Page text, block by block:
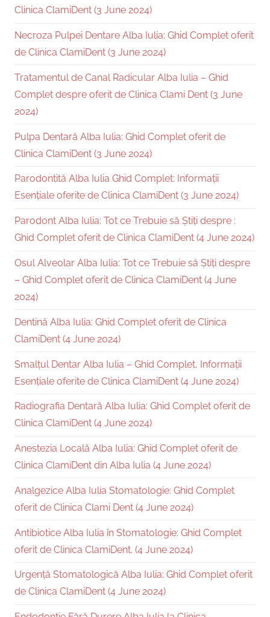
Clinica ClamiDent (3 June 2024)
Necroza Pulpei Dentare Alba Iulia: Ghid Complet oferit
de Clinica ClamiDent (3 June 2024)
Tratamentul de Canal Radicular Alba Iulia – Ghid
Complet despre oferit de Clinica Clami Dent (3 June
2024)
Pulpa Dentară Alba Iulia: Ghid Complet oferit de
Clinica ClamiDent (3 June 2024)
Parodontită Alba Iulia Ghid Complet: Informații
Esențiale oferite de Clinica ClamiDent (3 June 2024)
Parodont Alba Iulia: Tot ce Trebuie să Știți despre :
Ghid Complet oferit de Clinica ClamiDent (4 June 2024)
Osul Alveolar Alba Iulia: Tot ce Trebuie să Știți despre
– Ghid Complet oferit de Clinica ClamiDent (4 June
2024)
Dentină Alba Iulia: Ghid Complet oferit de Clinica
ClamiDent (4 June 2024)
Smalțul Dentar Alba Iulia – Ghid Complet, Informații
Esențiale oferite de Clinica ClamiDent (4 June 2024)
Radiografia Dentară Alba Iulia: Ghid Complet oferit de
Clinica ClamiDent (4 June 2024)
Anestezia Locală Alba Iulia: Ghid Complet oferit de
Clinica ClamiDent din Alba Iulia (4 June 2024)
Analgezice Alba Iulia Stomatologie: Ghid Complet
oferit de Clinica Clami Dent (4 June 2024)
Antibiotice Alba Iulia în Stomatologie: Ghid Complet
oferit de Clinica ClamiDent. (4 June 2024)
Urgență Stomatologică Alba Iulia: Ghid Complet oferit
de Clinica ClamiDent (4 June 2024)